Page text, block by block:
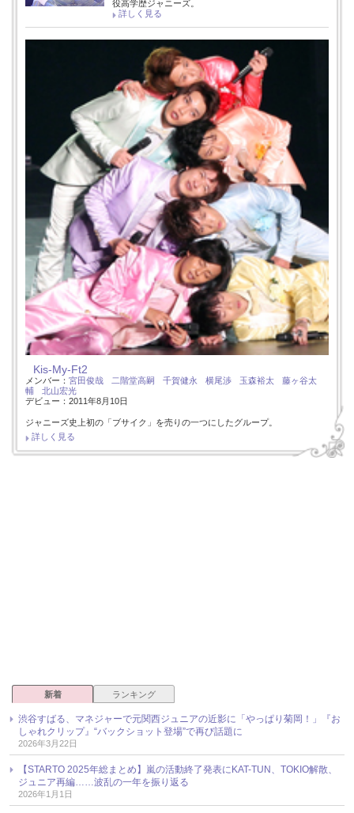
役高学歴ジャニーズ。
詳しく見る
Kis-My-Ft2
メンバー： 宮田俊哉 二階堂高嗣 千賀健永 横尾渉 玉森裕太
藤ヶ谷太
輔
北山宏光
デビュー：2011年8月10日
ジャニーズ史上初の「ブサイク」を売りの一つにしたグループ。
詳しく見る
新着 ランキング
渋谷すばる、マネジャーで元関西ジュニアの近影に「やっぱり菊岡！」『お
しゃれクリップ』“バックショット登場”で再び話題に
2026年3月22日
【STARTO 2025年総まとめ】嵐の活動終了発表にKAT-TUN、TOKIO解散、
ジュニア再編……波乱の一年を振り返る
2026年1月1日